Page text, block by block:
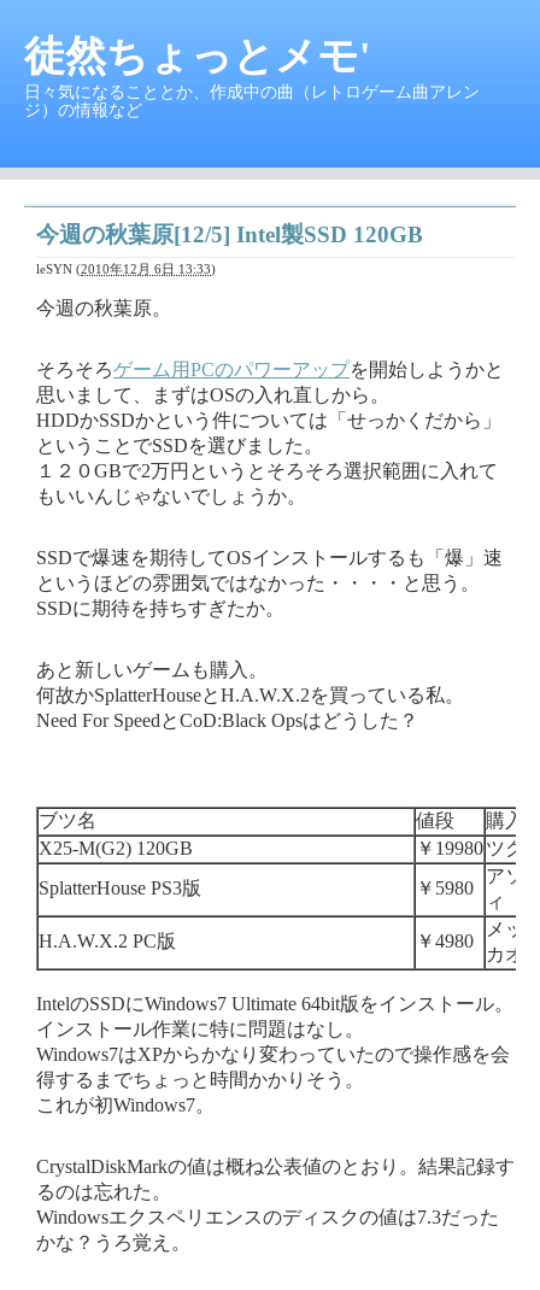
徒然ちょっとメモ'
日々気になることとか、作成中の曲（レトロゲーム曲アレン
ジ）の情報など
今週の秋葉原[12/5] Intel製SSD 120GB
leSYN (2010年12月 6日 13:33)
今週の秋葉原。
そろそろゲーム用PCのパワーアップを開始しようかと
思いまして、まずはOSの入れ直しから。
HDDかSSDかという件については「せっかくだから」
ということでSSDを選びました。
１２０GBで2万円というとそろそろ選択範囲に入れて
もいいんじゃないでしょうか。
SSDで爆速を期待してOSインストールするも「爆」速
というほどの雰囲気ではなかった・・・・と思う。
SSDに期待を持ちすぎたか。
あと新しいゲームも購入。
何故かSplatterHouseとH.A.W.X.2を買っている私。
Need For SpeedとCoD:Black Opsはどうした？
ブツ名 値段
購入
X25-M(G2) 120GB
￥19980ツク
SplatterHouse PS3版
￥5980
アソ
ィ
H.A.W.X.2 PC版
￥4980
メッ
カオ
IntelのSSDにWindows7 Ultimate 64bit版をインストール。
インストール作業に特に問題はなし。
Windows7はXPからかなり変わっていたので操作感を会
得するまでちょっと時間かかりそう。
これが初Windows7。
CrystalDiskMarkの値は概ね公表値のとおり。結果記録す
るのは忘れた。
Windowsエクスペリエンスのディスクの値は7.3だった
かな？うろ覚え。